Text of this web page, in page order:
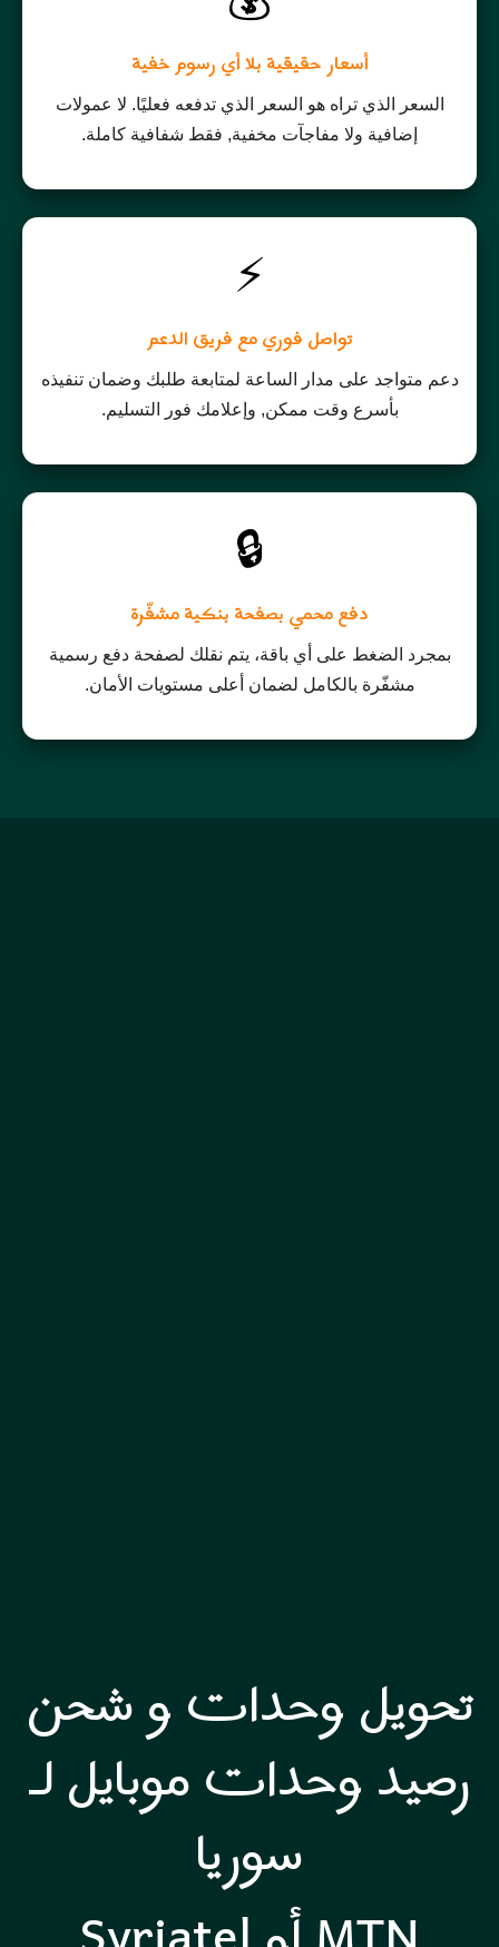
أسعار حقيقية بلا أي رسوم خفية
السعر الذي تراه هو السعر الذي تدفعه فعليًا. لا عمولات
إضافية ولا مفاجآت مخفية, فقط شفافية كاملة.
⚡
تواصل فوري مع فريق الدعم
دعم متواجد على مدار الساعة لمتابعة طلبك وضمان تنفيذه
بأسرع وقت ممكن, وإعلامك فور التسليم.
🔒
دفع محمي بصفحة بنكية مشفّرة
بمجرد الضغط على أي باقة، يتم نقلك لصفحة دفع رسمية
مشفّرة بالكامل لضمان أعلى مستويات الأمان.
تحويل وحدات و شحن
رصيد وحدات موبايل لـ
سوريا